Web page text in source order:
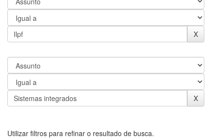
Utilizar filtros para refinar o resultado de busca.